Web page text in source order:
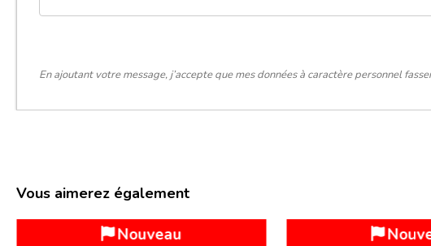
En ajoutant votre message, j’accepte que mes données à caractère personnel
Vous aimerez également
Nouveau